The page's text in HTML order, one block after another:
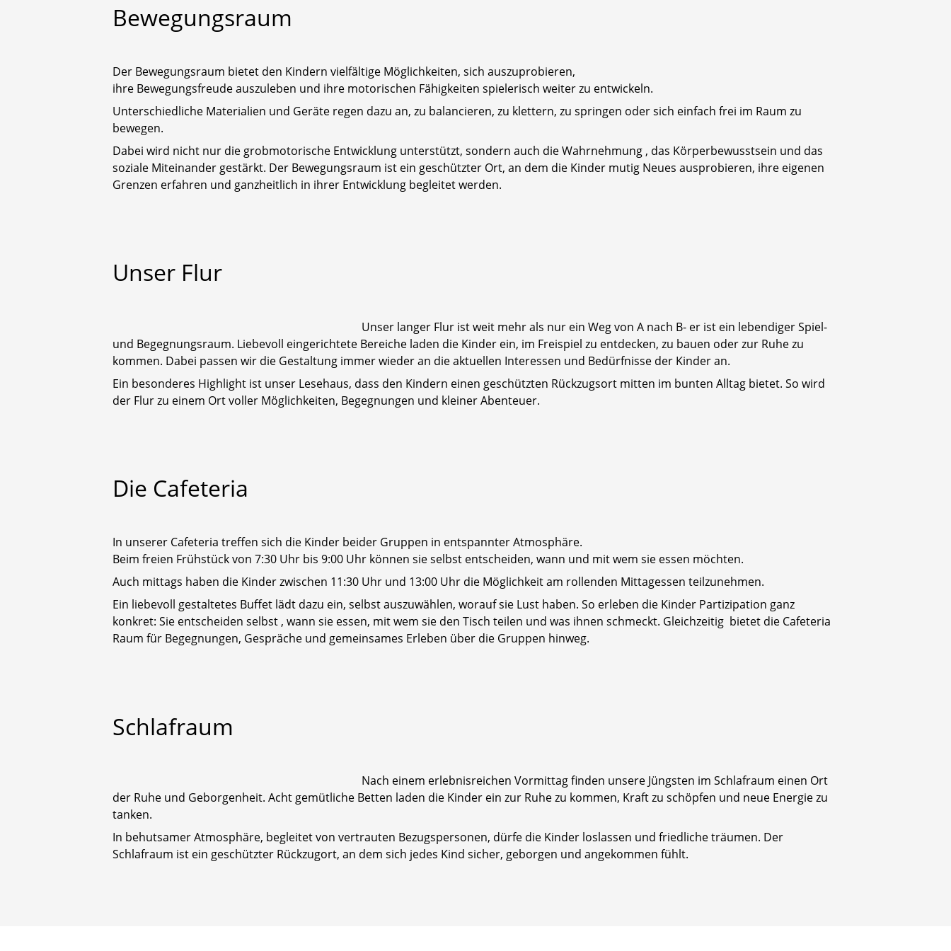
Bewegungsraum
Der Bewegungsraum bietet den Kindern vielfältige Möglichkeiten, sich auszuprobieren,
ihre Bewegungsfreude auszuleben und ihre motorischen Fähigkeiten spielerisch weiter zu entwickeln.
Unterschiedliche Materialien und Geräte regen dazu an, zu balancieren, zu klettern, zu springen oder sich einfach frei im Raum zu
bewegen.
Dabei wird nicht nur die grobmotorische Entwicklung unterstützt, sondern auch die Wahrnehmung , das Körperbewusstsein und das
soziale Miteinander gestärkt. Der Bewegungsraum ist ein geschützter Ort, an dem die Kinder mutig Neues ausprobieren, ihre eigenen
Grenzen erfahren und ganzheitlich in ihrer Entwicklung begleitet werden.
Unser Flur
Unser langer Flur ist weit mehr als nur ein Weg von A nach B- er ist ein lebendiger Spiel-
und Begegnungsraum. Liebevoll eingerichtete Bereiche laden die Kinder ein, im Freispiel zu entdecken, zu bauen oder zur Ruhe zu
kommen. Dabei passen wir die Gestaltung immer wieder an die aktuellen Interessen und Bedürfnisse der Kinder an.
Ein besonderes Highlight ist unser Lesehaus, dass den Kindern einen geschützten Rückzugsort mitten im bunten Alltag bietet. So wird
der Flur zu einem Ort voller Möglichkeiten, Begegnungen und kleiner Abenteuer.
Die Cafeteria
In unserer Cafeteria treffen sich die Kinder beider Gruppen in entspannter Atmosphäre.
Beim freien Frühstück von 7:30 Uhr bis 9:00 Uhr können sie selbst entscheiden, wann und mit wem sie essen möchten.
Auch mittags haben die Kinder zwischen 11:30 Uhr und 13:00 Uhr die Möglichkeit am rollenden Mittagessen teilzunehmen.
Ein liebevoll gestaltetes Buffet lädt dazu ein, selbst auszuwählen, worauf sie Lust haben. So erleben die Kinder Partizipation ganz
konkret: Sie entscheiden selbst , wann sie essen, mit wem sie den Tisch teilen und was ihnen schmeckt. Gleichzeitig bietet die Cafeteria
Raum für Begegnungen, Gespräche und gemeinsames Erleben über die Gruppen hinweg.
Schlafraum
Nach einem erlebnisreichen Vormittag finden unsere Jüngsten im Schlafraum einen Ort
der Ruhe und Geborgenheit. Acht gemütliche Betten laden die Kinder ein zur Ruhe zu kommen, Kraft zu schöpfen und neue Energie zu
tanken.
In behutsamer Atmosphäre, begleitet von vertrauten Bezugspersonen, dürfe die Kinder loslassen und friedliche träumen. Der
Schlafraum ist ein geschützter Rückzugort, an dem sich jedes Kind sicher, geborgen und angekommen fühlt.